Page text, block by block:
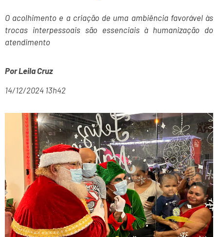
O acolhimento e a criação de uma ambiência favorável às
trocas interpessoais são essenciais à humanização do
atendimento
Por Leila Cruz
14/12/2024 13h42